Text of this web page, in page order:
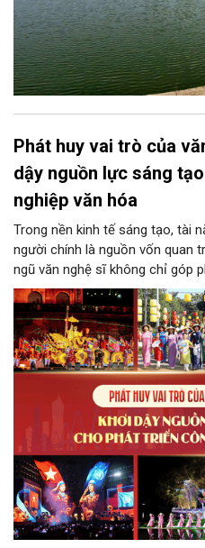
Phát huy vai trò của
dậy nguồn lực sáng
nghiệp văn hóa
Trong nền kinh tế sáng tạo, tài
người chính là nguồn vốn quan
ngũ văn nghệ sĩ không chỉ góp
mà còn giữ vai trò trung tâm
phẩm công nghiệp văn hóa có
điều kiện để nguồn lực sáng
để Hà Nội khai thác hiệu quả
lực cạnh tranh và khẳng định
trong kỷ nguyên mới.